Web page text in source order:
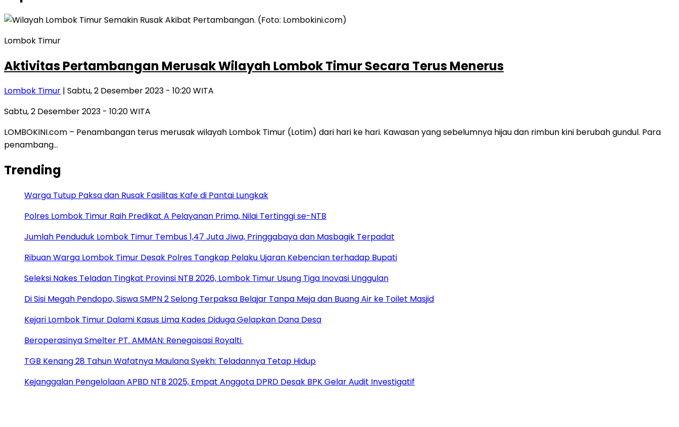
Lombok Timur
Aktivitas Pertambangan Merusak Wilayah Lombok Timur Secara Terus Menerus
Lombok Timur | Sabtu, 2 Desember 2023 - 10:20 WITA
Sabtu, 2 Desember 2023 - 10:20 WITA
LOMBOKINI.com – Penambangan terus merusak wilayah Lombok Timur (Lotim) dari hari ke hari. Kawasan yang sebelumnya hijau dan rimbun kini berubah gundul. Para
penambang…
Trending
Warga Tutup Paksa dan Rusak Fasilitas Kafe di Pantai Lungkak
Polres Lombok Timur Raih Predikat A Pelayanan Prima, Nilai Tertinggi se-NTB
Jumlah Penduduk Lombok Timur Tembus 1,47 Juta Jiwa, Pringgabaya dan Masbagik Terpadat
Ribuan Warga Lombok Timur Desak Polres Tangkap Pelaku Ujaran Kebencian terhadap Bupati
Seleksi Nakes Teladan Tingkat Provinsi NTB 2026, Lombok Timur Usung Tiga Inovasi Unggulan
Di Sisi Megah Pendopo, Siswa SMPN 2 Selong Terpaksa Belajar Tanpa Meja dan Buang Air ke Toilet Masjid
Kejari Lombok Timur Dalami Kasus Lima Kades Diduga Gelapkan Dana Desa
Beroperasinya Smelter PT. AMMAN: Renegoisasi Royalti
TGB Kenang 28 Tahun Wafatnya Maulana Syekh: Teladannya Tetap Hidup
Kejanggalan Pengelolaan APBD NTB 2025, Empat Anggota DPRD Desak BPK Gelar Audit Investigatif